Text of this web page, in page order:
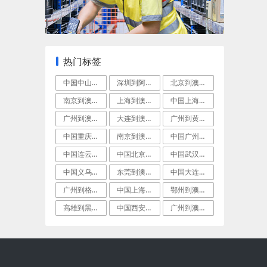
热门标签
中国中山到格拉德斯通空运快递 深圳到阿德莱德(Adelaide)空运门
北京到澳洲阿德莱德国际空运专线
南京到澳大利亚朗塞斯顿跨境海空联运
上海到澳大利亚布尼(Bunbury)空运
中国上海到珀斯(Perth)航空快递
广州到澳大利亚布里斯班(Brisbane
大连到澳大利亚凯恩斯国际航空货运
广州到黄金海岸(GoldCoast)空运
中国重庆到澳洲丹皮尔LCL海运
南京到澳洲丹皮尔(Dampier)航空货
中国广州到澳洲阳光海岸(Sunshine
中国连云港到澳洲奥尔巴尼海空联运
中国北京到澳大利亚阿什伯顿空运门到门专线
中国武汉到澳洲贝尔湾(BellBay)航
中国义乌到格拉德斯通FCL海运
东莞到澳大利亚肯布拉港加急空运
中国大连到澳洲珀斯(Perth)航空快递
广州到格拉德斯通(Gladstone)集
中国上海到布尼(Bunbury)国际快递
鄂州到澳大利亚德文波特(Devonpor
高雄到黑德兰港FCL海运
中国西安到格拉德斯通(Gladstone 广州到澳洲格拉德斯通(Gladstone